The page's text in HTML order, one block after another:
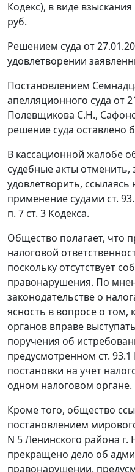
Кодекс), в виде
руб.
Решением суда от
удовлетворении
Постановлением
апелляционного суда от
Полевщикова С.Н.,
решение суда оставлено
В кассационной жалобе
судебные акты
удовлетворить,
применение судами ст.
п. 7 ст. 3 Кодекса.
Общество полагает, что
налоговой
поскольку отсутствует
правонарушения. По
законодательстве о
ясность в вопросе о том,
органов вправе
поручения об
предусмотренном ст. 93.1
постановки на учет
одном налоговом органе.
Кроме того, общество
постановлением
N 5 Ленинского района г.
прекращено дело об
правонарушении,